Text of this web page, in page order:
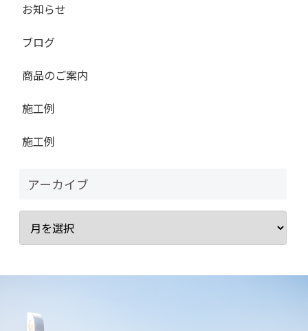
お知らせ
ブログ
商品のご案内
施工例
施工例
アーカイブ